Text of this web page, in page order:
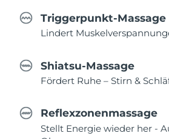
Triggerpunkt-Massage
Lindert
Shiatsu-Massage
Fördert Ruhe – Stirn &
Reflexzonenmassage
Stellt Energie wieder her -